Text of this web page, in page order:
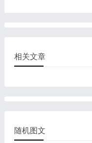
相关文章
随机图文